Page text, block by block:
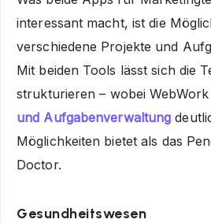
interessant macht, ist die
verschiedene Projekte und
Mit beiden Tools lässt sich die
strukturieren – wobei
und Aufgabenverwaltung
Möglichkeiten bietet als das
Doctor.
Gesundheitswesen